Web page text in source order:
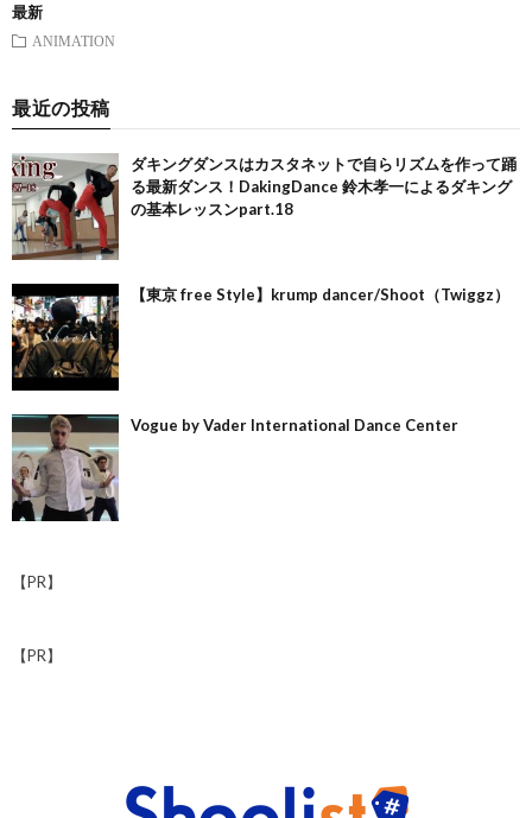
最新
ANIMATION
最近の投稿
ダキングダンスはカスタネットで自らリズムを作って踊
る最新ダンス！DakingDance 鈴木孝一によるダキング
の基本レッスンpart.18
【東京 free Style】krump dancer/Shoot（Twiggz）
Vogue by Vader International Dance Center
【PR】
【PR】